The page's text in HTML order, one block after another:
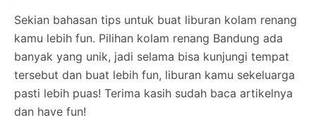
Sekian bahasan tips untuk buat liburan kolam renang
kamu lebih fun. Pilihan kolam renang Bandung ada
banyak yang unik, jadi selama bisa kunjungi tempat
tersebut dan buat lebih fun, liburan kamu sekeluarga
pasti lebih puas! Terima kasih sudah baca artikelnya
dan have fun!